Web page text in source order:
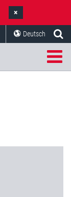
×
Deutsch